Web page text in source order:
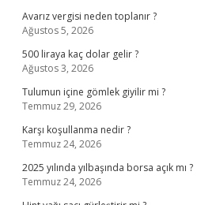
Avarız vergisi neden toplanır ?
Ağustos 5, 2026
500 liraya kaç dolar gelir ?
Ağustos 3, 2026
Tulumun içine gömlek giyilir mi ?
Temmuz 29, 2026
Karşı koşullanma nedir ?
Temmuz 24, 2026
2025 yılında yılbaşında borsa açık mı ?
Temmuz 24, 2026